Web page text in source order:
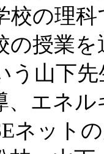
校の理
の授業
う山下
、エネ
ネット